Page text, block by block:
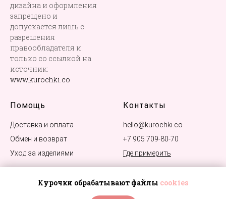
Курочки обрабатывают файлы cookies
дизайна и оформления
запрещено и
допускается лишь с
разрешения
правообладателя и
только со ссылкой на
источник:
www.kurochki.co
Помощь
Доставка и оплата
Обмен и возврат
Уход за изделиями
Контакты
hello@kurochki.co
+7 905 709-80-70
Где примерить